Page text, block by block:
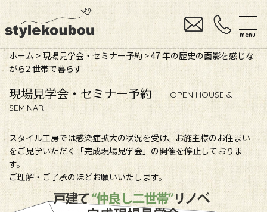
menu
ホーム >現場見学会・セミナー予約 > 47 年の歴史の面影を感じな
がら2 世帯で暮らす
現場見学会・セミナー予約
OPEN HOUSE &
SEMINAR
スタイル工房では感染症拡大の状況を受け、お施主様のお住まい
をご見学いただく「完成現場見学会」の開催を停止しておりま
す。
ご理解・ご了承のほどお願いいたします。